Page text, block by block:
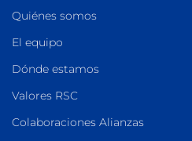
Quiénes somos
El equipo
Dónde estamos
Valores RSC
Colaboraciones Alianzas